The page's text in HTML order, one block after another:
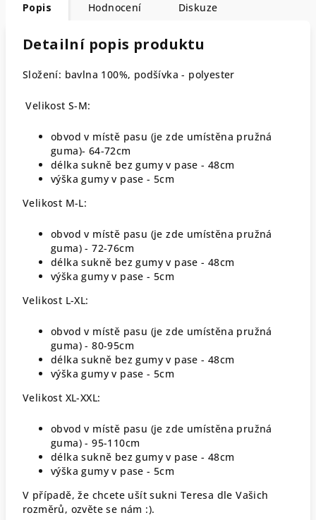
Popis Hodnocení Diskuze
Detailní popis produktu
Složení: bavlna 100%, podšívka - polyester
Velikost S-M:
obvod v místě pasu (je zde umístěna pružná
guma)- 64-72cm
délka sukně bez gumy v pase - 48cm
výška gumy v pase - 5cm
Velikost M-L:
obvod v místě pasu (je zde umístěna pružná
guma) - 72-76cm
délka sukně bez gumy v pase - 48cm
výška gumy v pase - 5cm
Velikost L-XL:
obvod v místě pasu (je zde umístěna pružná
guma) - 80-95cm
délka sukně bez gumy v pase - 48cm
výška gumy v pase - 5cm
Velikost XL-XXL:
obvod v místě pasu (je zde umístěna pružná
guma) - 95-110cm
délka sukně bez gumy v pase - 48cm
výška gumy v pase - 5cm
V případě, že chcete ušít sukni Teresa dle Vašich
rozměrů, ozvěte se nám :).